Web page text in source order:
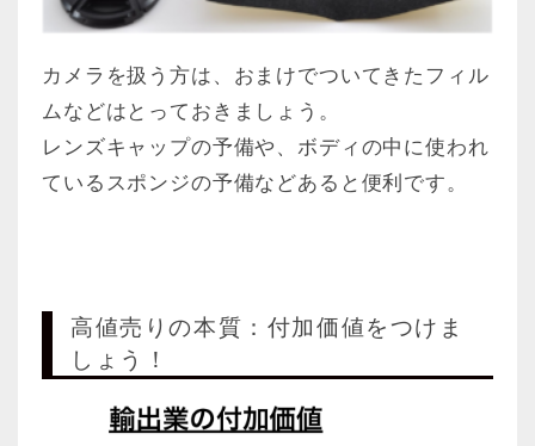
カメラを扱う方は、おまけでついてきたフィル
ムなどはとっておきましょう。
レンズキャップの予備や、ボディの中に使われ
ているスポンジの予備などあると便利です。
高値売りの本質：付加価値をつけま
しょう！